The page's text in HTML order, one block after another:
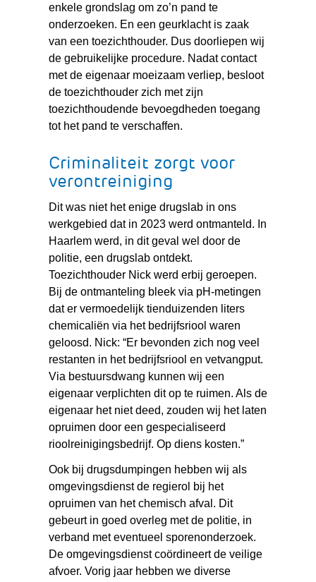
enkele grondslag om zo’n pand te
onderzoeken. En een geurklacht is zaak
van een toezichthouder. Dus doorliepen wij
de gebruikelijke procedure. Nadat contact
met de eigenaar moeizaam verliep, besloot
de toezichthouder zich met zijn
toezichthoudende bevoegdheden toegang
tot het pand te verschaffen.
Criminaliteit zorgt voor
verontreiniging
Dit was niet het enige drugslab in ons
werkgebied dat in 2023 werd ontmanteld. In
Haarlem werd, in dit geval wel door de
politie, een drugslab ontdekt.
Toezichthouder Nick werd erbij geroepen.
Bij de ontmanteling bleek via pH-metingen
dat er vermoedelijk tienduizenden liters
chemicaliën via het bedrijfsriool waren
geloosd. Nick: “Er bevonden zich nog veel
restanten in het bedrijfsriool en vetvangput.
Via bestuursdwang kunnen wij een
eigenaar verplichten dit op te ruimen. Als de
eigenaar het niet deed, zouden wij het laten
opruimen door een gespecialiseerd
rioolreinigingsbedrijf. Op diens kosten.”
Ook bij drugsdumpingen hebben wij als
omgevingsdienst de regierol bij het
opruimen van het chemisch afval. Dit
gebeurt in goed overleg met de politie, in
verband met eventueel sporenonderzoek.
De omgevingsdienst coördineert de veilige
afvoer. Vorig jaar hebben we diverse